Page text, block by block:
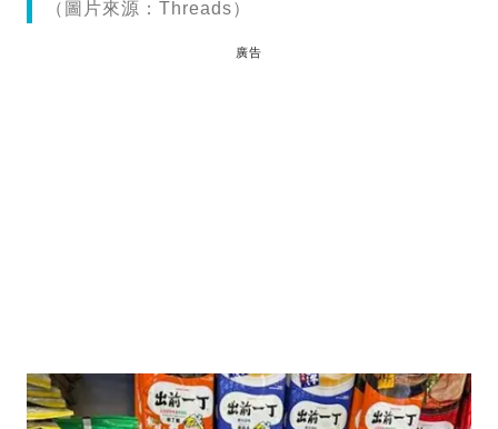
（圖片來源：Threads）
廣告